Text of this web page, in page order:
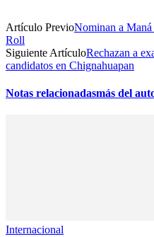
Artículo PrevioNominan a
Roll
Siguiente ArtículoRechazan a
candidatos en Chignahuapan
Notas relacionadasmás del
Internacional